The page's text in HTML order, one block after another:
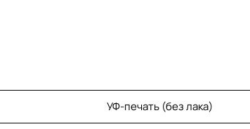
УФ-печать (без лака)